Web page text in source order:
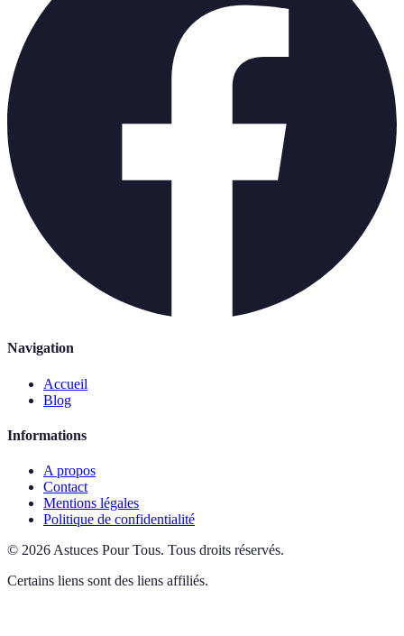
Navigation
Accueil
Blog
Informations
A propos
Contact
Mentions légales
Politique de confidentialité
© 2026 Astuces Pour Tous. Tous droits réservés.
Certains liens sont des liens affiliés.